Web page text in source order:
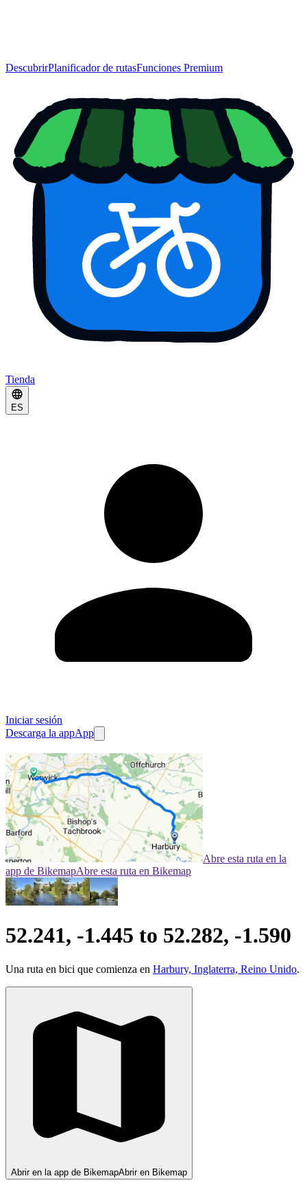
DescubrirPlanificador de rutasFunciones Premium
Tienda
ES
Iniciar sesión
Descarga la appApp
Abre esta ruta en la
app de BikemapAbre esta ruta en Bikemap
52.241, -1.445 to 52.282, -1.590
Una ruta en bici que comienza en Harbury, Inglaterra, Reino Unido.
Abrir en la app de BikemapAbrir en Bikemap